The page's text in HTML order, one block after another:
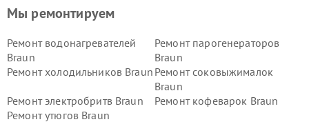
Мы ремонтируем
Ремонт водонагревателей
Braun
Ремонт парогенераторов
Braun
Ремонт холодильников Braun Ремонт соковыжималок
Braun
Ремонт электробритв Braun
Ремонт кофеварок Braun
Ремонт утюгов Braun